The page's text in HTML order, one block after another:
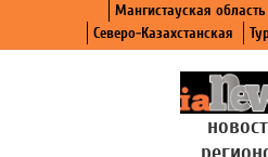
Мангистауская область
Северо-Казахстанская